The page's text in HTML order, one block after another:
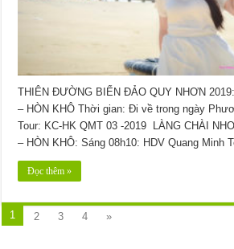
THIÊN ĐƯỜNG BIỂN ĐẢO QUY NHƠN
– HÒN KHÔ Thời gian: Đi về trong ngày
Tour: KC-HK QMT 03 -2019 LÀNG CHÀI
– HÒN KHÔ: Sáng 08h10: HDV Quang Minh
Đọc thêm »
1 2 3 4 »